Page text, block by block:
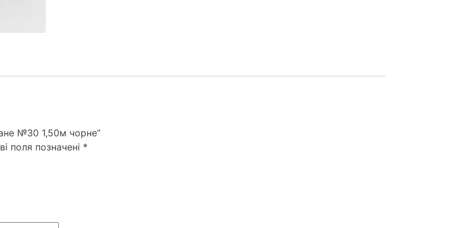
№30 1,50м чорне”
поля позначені *